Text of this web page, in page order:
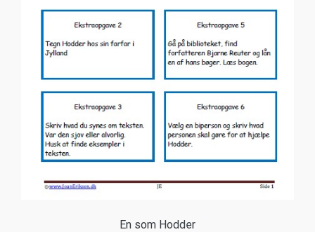
En som Hodder